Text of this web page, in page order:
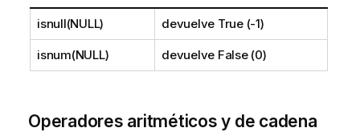
isnull(NULL) devuelve True (-1)
isnum(NULL) devuelve False (0)
Operadores aritméticos y de cadena